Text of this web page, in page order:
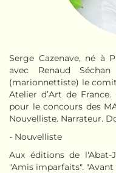
Serge Cazenave, né à
avec Renaud
(marionnettiste) le
Atelier d’Art de
pour le concours des
Nouvelliste. Narrateur.
- Nouvelliste
Aux éditions de
"Amis imparfaits".